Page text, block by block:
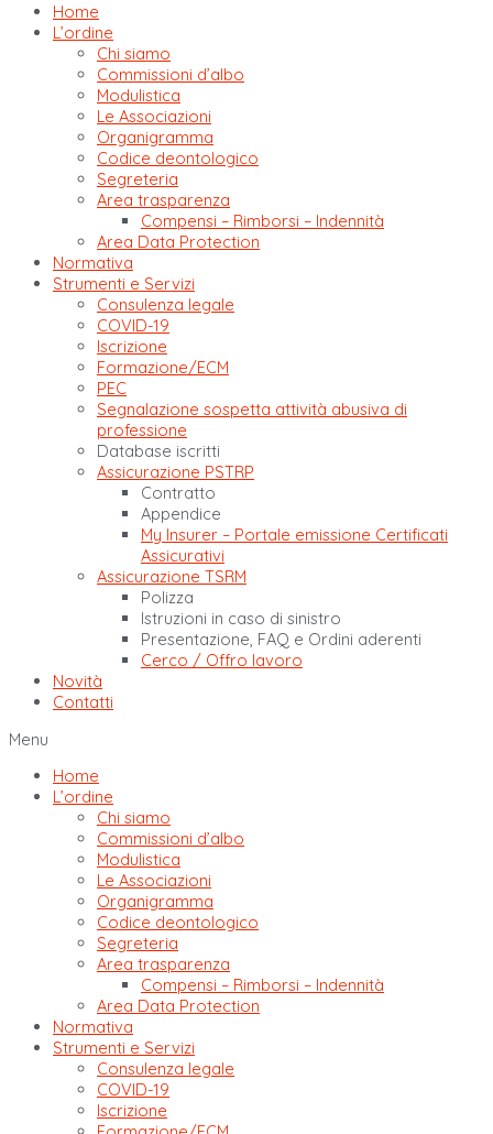
Home
L’ordine
Chi siamo
Commissioni d’albo
Modulistica
Le Associazioni
Organigramma
Codice deontologico
Segreteria
Area trasparenza
Compensi – Rimborsi – Indennità
Area Data Protection
Normativa
Strumenti e Servizi
Consulenza legale
COVID-19
Iscrizione
Formazione/ECM
PEC
Segnalazione sospetta attività abusiva di
professione
Database iscritti
Assicurazione PSTRP
Contratto
Appendice
My Insurer – Portale emissione Certificati
Assicurativi
Assicurazione TSRM
Polizza
Istruzioni in caso di sinistro
Presentazione, FAQ e Ordini aderenti
Cerco / Offro lavoro
Novità
Contatti
Menu
Home
L’ordine
Chi siamo
Commissioni d’albo
Modulistica
Le Associazioni
Organigramma
Codice deontologico
Segreteria
Area trasparenza
Compensi – Rimborsi – Indennità
Area Data Protection
Normativa
Strumenti e Servizi
Consulenza legale
COVID-19
Iscrizione